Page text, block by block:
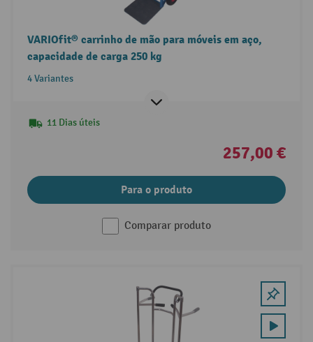
VARIOfit® carrinho de mão para móveis em aço,
capacidade de carga 250 kg
4 Variantes
11 Dias úteis
257,00 €
Para o produto
Comparar produto